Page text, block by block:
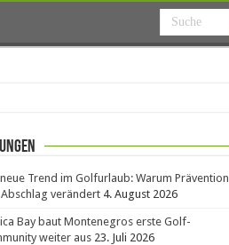
Trend im Golfurlaub: Warum Prävention
verändert 4. August 2026
Bay baut Montenegros erste Golf-
weiter aus 23. Juli 2026